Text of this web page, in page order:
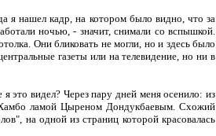
я нашел кадр, на котором было видно, что за
ночью, - значит, снимали со вспышкой.
Они бликовать не могли, но и здесь было
газеты или на телевидение, но ни в
это видел? Через пару дней меня осенило: из
ламой Цыреном Дондукбаевым. Схожий
на одной из страниц которой красовалась